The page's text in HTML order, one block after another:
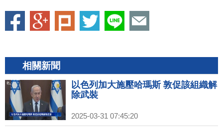
相關新聞
以色列加大施壓哈瑪斯 敦促該組織解
除武裝
2025-03-31 07:45:20